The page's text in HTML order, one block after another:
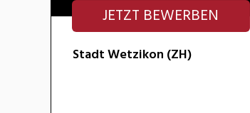
JETZT BEWERBEN
Stadt Wetzikon (ZH)